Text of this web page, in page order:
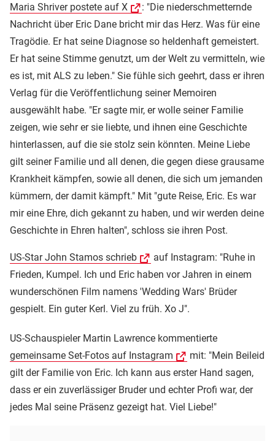
Maria Shriver postete auf X
: "Die niederschmetternde
Nachricht über Eric Dane bricht mir das Herz. Was für eine
Tragödie. Er hat seine Diagnose so heldenhaft gemeistert.
Er hat seine Stimme genutzt, um der Welt zu vermitteln, wie
es ist, mit ALS zu leben." Sie fühle sich geehrt, dass er ihren
Verlag für die Veröffentlichung seiner Memoiren
ausgewählt habe. "Er sagte mir, er wolle seiner Familie
zeigen, wie sehr er sie liebte, und ihnen eine Geschichte
hinterlassen, auf die sie stolz sein könnten. Meine Liebe
gilt seiner Familie und all denen, die gegen diese grausame
Krankheit kämpfen, sowie all denen, die sich um jemanden
kümmern, der damit kämpft." Mit "gute Reise, Eric. Es war
mir eine Ehre, dich gekannt zu haben, und wir werden deine
Geschichte in Ehren halten", schloss sie ihren Post.
US-Star John Stamos schrieb
auf Instagram: "Ruhe in
Frieden, Kumpel. Ich und Eric haben vor Jahren in einem
wunderschönen Film namens 'Wedding Wars' Brüder
gespielt. Ein guter Kerl. Viel zu früh. Xo J".
US-Schauspieler Martin Lawrence kommentierte
gemeinsame Set-Fotos auf Instagram
mit: "Mein Beileid
gilt der Familie von Eric. Ich kann aus erster Hand sagen,
dass er ein zuverlässiger Bruder und echter Profi war, der
jedes Mal seine Präsenz gezeigt hat. Viel Liebe!"